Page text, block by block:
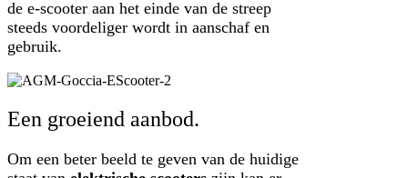
de e-scooter aan het einde van de streep
steeds voordeliger wordt in aanschaf en
gebruik.
Een groeiend aanbod.
Om een beter beeld te geven van de huidige